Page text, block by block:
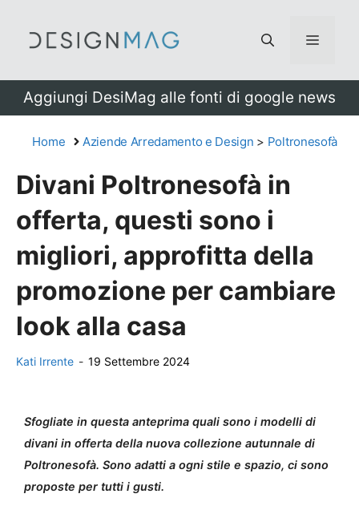
Menu
Aggiungi DesiMag alle fonti di google news
Home Aziende Arredamento e Design > Poltronesofà
Divani Poltronesofà in
offerta, questi sono i
migliori, approfitta della
promozione per cambiare
look alla casa
Kati Irrente - 19 Settembre 2024
Sfogliate in questa anteprima quali sono i modelli di
divani in offerta della nuova collezione autunnale di
Poltronesofà. Sono adatti a ogni stile e spazio, ci sono
proposte per tutti i gusti.